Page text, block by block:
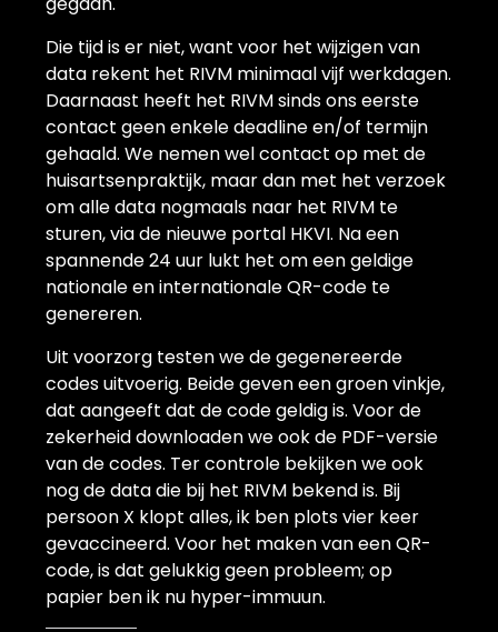
Die tijd is er niet, want voor het wijzigen van
data rekent het RIVM minimaal vijf werkdagen.
Daarnaast heeft het RIVM sinds ons eerste
contact geen enkele deadline en/of termijn
gehaald. We nemen wel contact op met de
huisartsenpraktijk, maar dan met het verzoek
om alle data nogmaals naar het RIVM te
sturen, via de nieuwe portal HKVI. Na een
spannende 24 uur lukt het om een geldige
nationale en internationale QR-code te
genereren.
Uit voorzorg testen we de gegenereerde
codes uitvoerig. Beide geven een groen vinkje,
dat aangeeft dat de code geldig is. Voor de
zekerheid downloaden we ook de PDF-versie
van de codes. Ter controle bekijken we ook
nog de data die bij het RIVM bekend is. Bij
persoon X klopt alles, ik ben plots vier keer
gevaccineerd. Voor het maken van een QR-
code, is dat gelukkig geen probleem; op
papier ben ik nu hyper-immuun.